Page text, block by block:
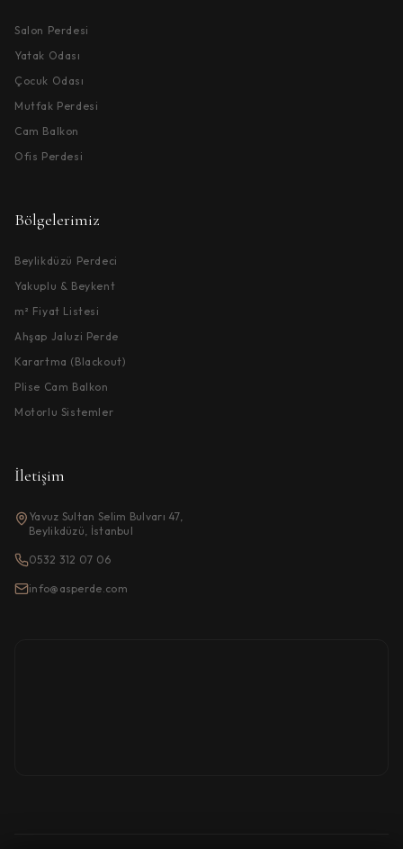
Salon Perdesi
Yatak Odası
Çocuk Odası
Mutfak Perdesi
Cam Balkon
Ofis Perdesi
Bölgelerimiz
Beylikdüzü Perdeci
Yakuplu & Beykent
m² Fiyat Listesi
Ahşap Jaluzi Perde
Karartma (Blackout)
Plise Cam Balkon
Motorlu Sistemler
İletişim
Yavuz Sultan Selim Bulvarı 47,
Beylikdüzü, İstanbul
0532 312 07 06
info@asperde.com